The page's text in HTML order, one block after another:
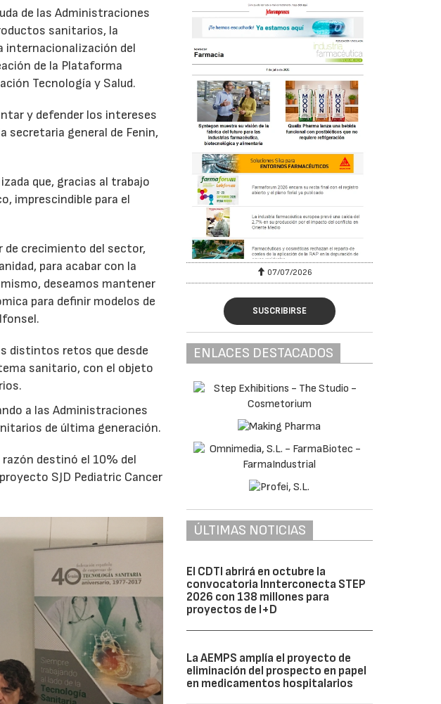
de las Administraciones
sanitarios, la
internacionalización del
de la Plataforma
Tecnología y Salud.
y defender los intereses
secretaria general de Fenin,
que, gracias al trabajo
imprescindible para el
de crecimiento del sector,
para acabar con la
deseamos mantener
para definir modelos de
distintos retos que desde
sanitario, con el objeto
a las Administraciones
de última generación.
destinó el 10% del
SJD Pediatric Cancer
21/07/2026 07/07/2026
SUSCRIBIRSE
ENLACES DESTACADOS
ÚLTIMAS NOTICIAS
El CDTI abrirá en octubre la
convocatoria Innterconecta STEP
2026 con 138 millones para
proyectos de I+D
La AEMPS amplía el proyecto de
eliminación del prospecto en papel
en medicamentos hospitalarios